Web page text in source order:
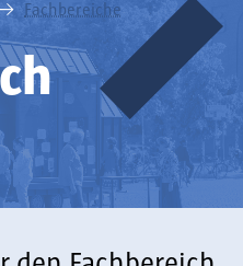
Fachbereiche